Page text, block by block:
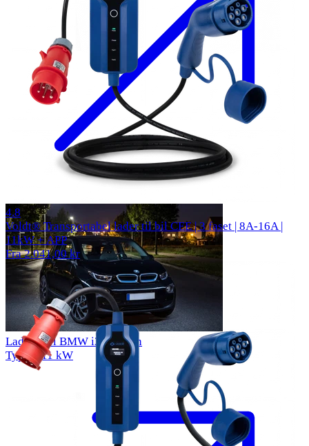
Ladekabel BMW i3 33 kWh
Type 211 kW
4.8313 anmeldelser
Voldt® Transportabel lader til bil CEE | 3 faset | 8A-16A |
11kW + APP
Fra 2.041,00 kr